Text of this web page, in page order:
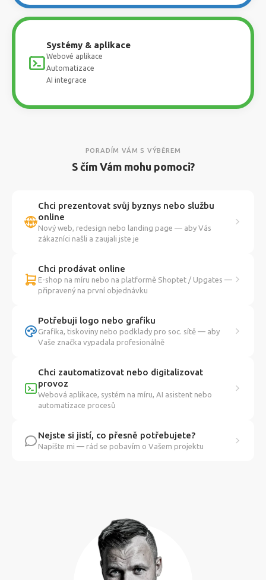
Systémy & aplikace
Webové aplikace
Automatizace
AI integrace
PORADÍM VÁM S VÝBĚREM
S čím Vám mohu pomoci?
Chci prezentovat svůj byznys nebo službu
online
Nový web, redesign nebo landing page — aby Vás
zákazníci našli a zaujali jste je
Chci prodávat online
E-shop na míru nebo na platformě Shoptet / Upgates —
připravený na první objednávku
Potřebuji logo nebo grafiku
Grafika, tiskoviny nebo podklady pro soc. sítě — aby
Vaše značka vypadala profesionálně
Chci zautomatizovat nebo digitalizovat
provoz
Webová aplikace, systém na míru, AI asistent nebo
automatizace procesů
Nejste si jistí, co přesně potřebujete?
Napište mi — rád se pobavím o Vašem projektu